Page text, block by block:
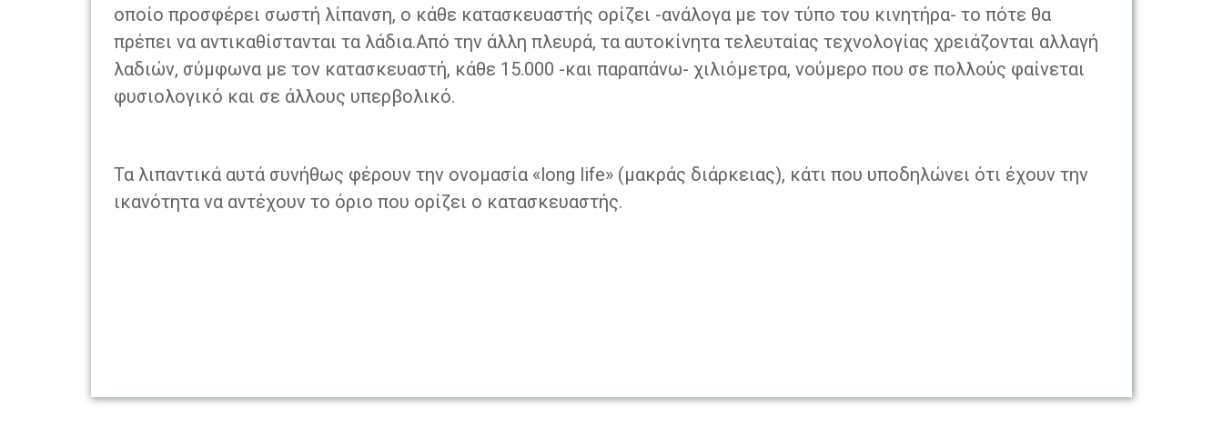
οποίο προσφέρει σωστή λίπανση, ο κάθε κατασκευαστής ορίζει -ανάλογα με τον τύπο του κινητήρα- το πότε θα
πρέπει να αντικαθίστανται τα λάδια.Από την άλλη πλευρά, τα αυτοκίνητα τελευταίας τεχνολογίας χρειάζονται αλλαγή
λαδιών, σύμφωνα με τον κατασκευαστή, κάθε 15.000 -και παραπάνω- χιλιόμετρα, νούμερο που σε πολλούς φαίνεται
φυσιολογικό και σε άλλους υπερβολικό.
Τα λιπαντικά αυτά συνήθως φέρουν την ονομασία «long life» (μακράς διάρκειας), κάτι που υποδηλώνει ότι έχουν την
ικανότητα να αντέχουν το όριο που ορίζει ο κατασκευαστής.